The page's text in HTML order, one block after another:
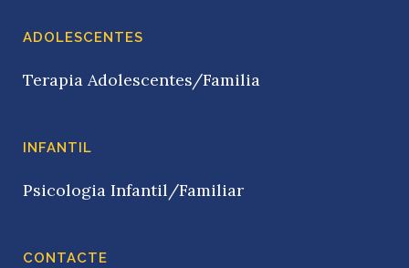
ADOLESCENTES
Terapia Adolescentes/Familia
INFANTIL
Psicologia Infantil/Familiar
CONTACTE